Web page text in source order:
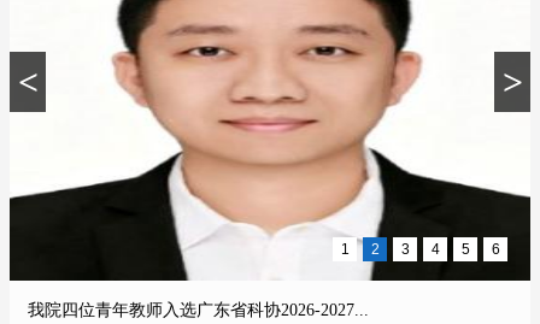
学院领导带队赴广东燕塘乳业股份有限公司调...
< >
1 2 3 4 5 6